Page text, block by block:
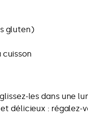
gluten)
cuisson
les dans une
délicieux : régalez-